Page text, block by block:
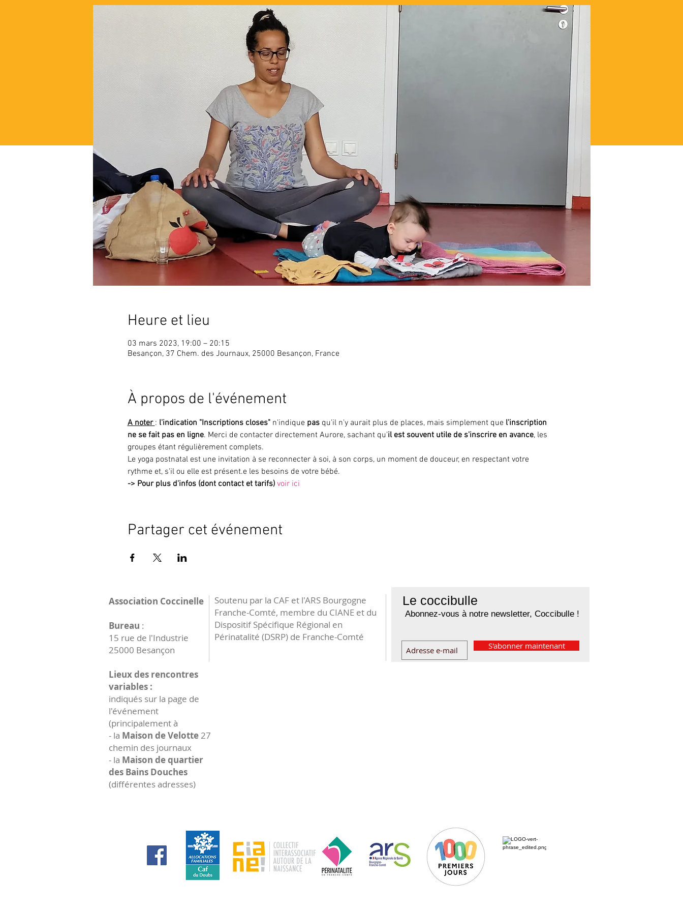
Heure et lieu
03 mars 2023, 19:00 – 20:15
Besançon, 37 Chem. des Journaux, 25000 Besançon, France
À propos de l'événement
A noter : l'indication "Inscriptions closes" n'indique pas qu'il n'y aurait plus de places, mais simplement que l'inscription
ne se fait pas en ligne. Merci de contacter directement Aurore, sachant qu'il est souvent utile de s'inscrire en avance, les
groupes étant régulièrement complets.
Le yoga postnatal est une invitation à se reconnecter à soi, à son corps, un moment de douceur, en respectant votre
rythme et, s'il ou elle est présent.e les besoins de votre bébé.
-> Pour plus d'infos (dont contact et tarifs) voir ici
Partager cet événement
Le coccibulle
Abonnez-vous à notre newsletter, Coccibulle !
S'abonner maintenant
Association Coccinelle
Bureau :
15 rue de l'Industrie
25000 Besançon
Lieux des rencontres
variables :
indiqués sur la page de
l'événement
(principalement à
- la Maison de Velotte27
chemin des journaux
- la Maison de quartier
des Bains Douches
(différentes adresses)
Soutenu par la CAF et l'ARS Bourgogne
Franche-Comté, membre du CIANE et du
Dispositif Spécifique Régional en
Périnatalité (DSRP) de Franche-Comté